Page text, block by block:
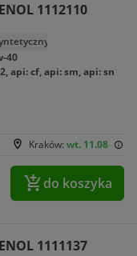
1112110
40
api: cf, api: sm, api: sn
Kraków: wt. 11.08
do koszyka
1111137